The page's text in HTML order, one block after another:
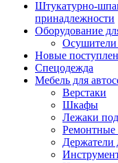
Штукатурно-
принадлежности
Оборудование
Осушители
Новые
Спецодежда
Мебель для
Верстаки
Шкафы
Лежаки
Ремонтные
Держатели